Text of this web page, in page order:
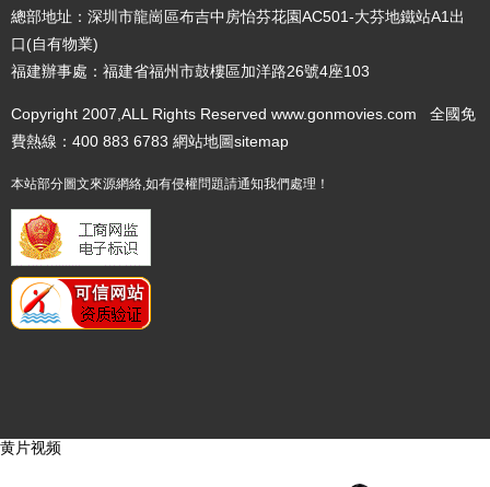
總部地址：深圳市龍崗區布吉中房怡芬花園AC501-大芬地鐵站A1出
口(自有物業)
福建辦事處：福建省福州市鼓樓區加洋路26號4座103
Copyright 2007,ALL Rights Reserved www.gonmovies.com 全國免
費熱線：400 883 6783 網站地圖sitemap
本站部分圖文來源網絡,如有侵權問題請通知我們處理！
黄片视频